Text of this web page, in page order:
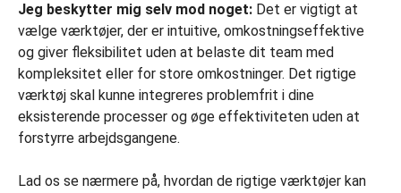
Jeg beskytter mig selv mod noget: Det er vigtigt at
vælge værktøjer, der er intuitive, omkostningseffektive
og giver fleksibilitet uden at belaste dit team med
kompleksitet eller for store omkostninger. Det rigtige
værktøj skal kunne integreres problemfrit i dine
eksisterende processer og øge effektiviteten uden at
forstyrre arbejdsgangene.
Lad os se nærmere på, hvordan de rigtige værktøjer kan